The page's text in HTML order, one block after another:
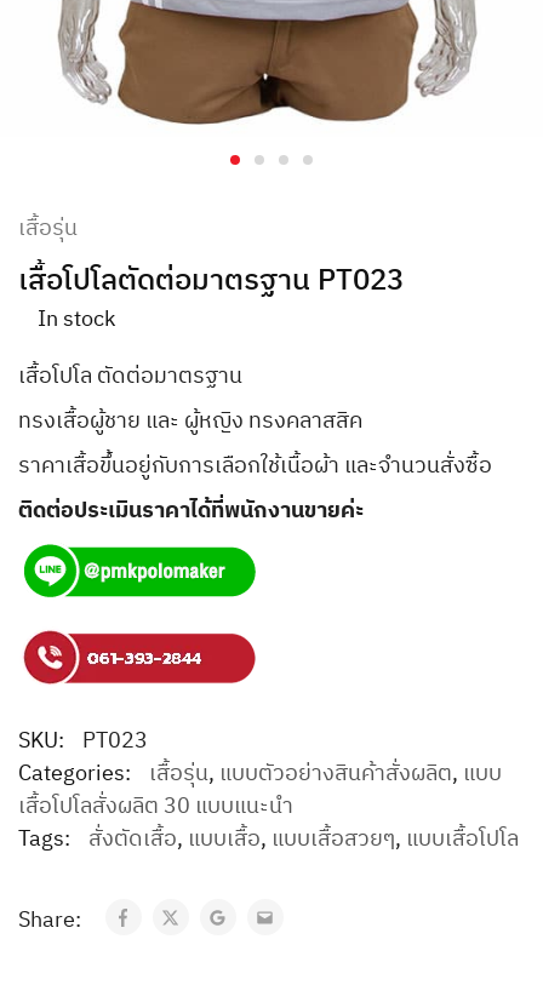
เสื้อรุ่น
เสื้อโปโลตัดต่อมาตรฐาน PT023
In stock
เสื้อโปโล ตัดต่อมาตรฐาน
ทรงเสื้อผู้ชาย และ ผู้หญิง ทรงคลาสสิค
ราคาเสื้อขึ้นอยู่กับการเลือกใช้เนื้อผ้า และจำนวนสั่งซื้อ
ติดต่อประเมินราคาได้ที่พนักงานขายค่ะ
SKU: PT023
Categories: เสื้อรุ่น, แบบตัวอย่างสินค้าสั่งผลิต, แบบ
เสื้อโปโลสั่งผลิต 30 แบบแนะนำ
Tags: สั่งตัดเสื้อ, แบบเสื้อ, แบบเสื้อสวยๆ, แบบเสื้อโปโล
Share: